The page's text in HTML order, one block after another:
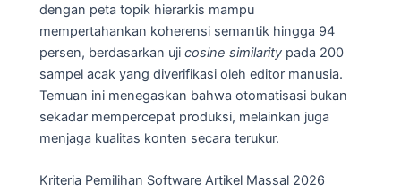
dengan peta topik hierarkis mampu
mempertahankan koherensi semantik hingga 94
persen, berdasarkan uji cosine similarity pada 200
sampel acak yang diverifikasi oleh editor manusia.
Temuan ini menegaskan bahwa otomatisasi bukan
sekadar mempercepat produksi, melainkan juga
menjaga kualitas konten secara terukur.
Kriteria Pemilihan Software Artikel Massal 2026